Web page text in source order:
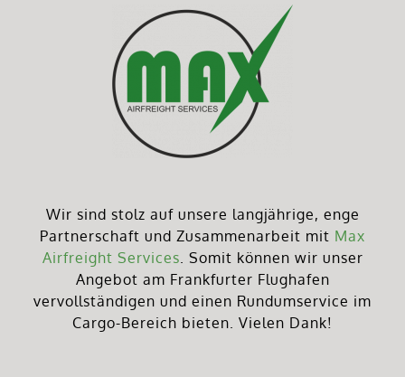
Wir sind stolz auf unsere langjährige, enge
Partnerschaft und Zusammenarbeit mit Max
Airfreight Services . Somit können wir unser
Angebot am Frankfurter Flughafen
vervollständigen und einen Rundumservice im
Cargo-Bereich bieten. Vielen Dank!